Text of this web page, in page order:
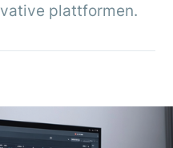
plattformen.